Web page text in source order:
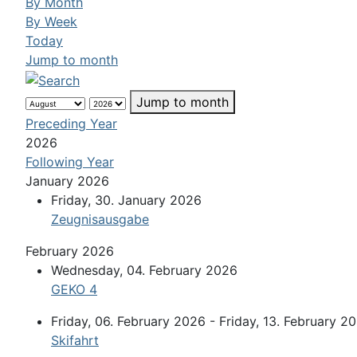
By Week
Today
Jump to month
Jump to month
Preceding Year
2026
Following Year
January 2026
Friday, 30. January 2026
Zeugnisausgabe
February 2026
Wednesday, 04. February 2026
GEKO 4
Friday, 06. February 2026 - Friday, 13. February
Skifahrt